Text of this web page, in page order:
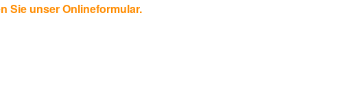
Sie unser Onlineformular.